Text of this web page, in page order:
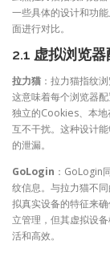
一些具体的设计和功
面进行对比。
2.1 虚拟浏览
拉力猫 ：拉力猫指纹
这意味着每个浏览器
独立的Cookies、本地
互不干扰。这种设计
的泄漏。
GoLogin ：GoLogin
纹信息。与拉力猫不
拟真实设备的特征来
立管理，但其虚拟设
活和高效。